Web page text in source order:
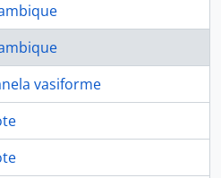
vasiforme